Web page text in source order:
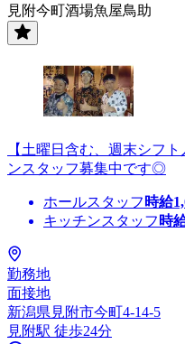
見附今町酒場魚屋鳥助
【土曜日含む、週末シフ
ンスタッフ募集中です◎
ホールスタッフ 時給
キッチンスタッフ 時
勤務地
面接地
新潟県見附市今町4-14-5
見附駅 徒歩24分